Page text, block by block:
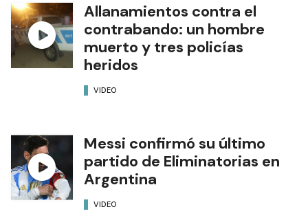
Allanamientos contra el
contrabando: un hombre
muerto y tres policías
heridos
VIDEO
Messi confirmó su último
partido de Eliminatorias en
Argentina
VIDEO